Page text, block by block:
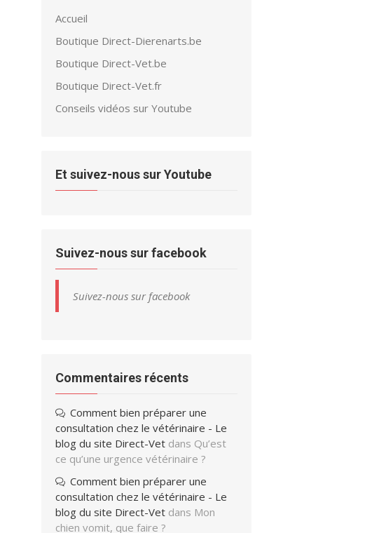
Accueil
Boutique Direct-Dierenarts.be
Boutique Direct-Vet.be
Boutique Direct-Vet.fr
Conseils vidéos sur Youtube
Et suivez-nous sur Youtube
Suivez-nous sur facebook
Suivez-nous sur facebook
Commentaires récents
Comment bien préparer une
consultation chez le vétérinaire - Le
blog du site Direct-Vet dans Qu’est
ce qu’une urgence vétérinaire ?
Comment bien préparer une
consultation chez le vétérinaire - Le
blog du site Direct-Vet dans Mon
chien vomit, que faire ?